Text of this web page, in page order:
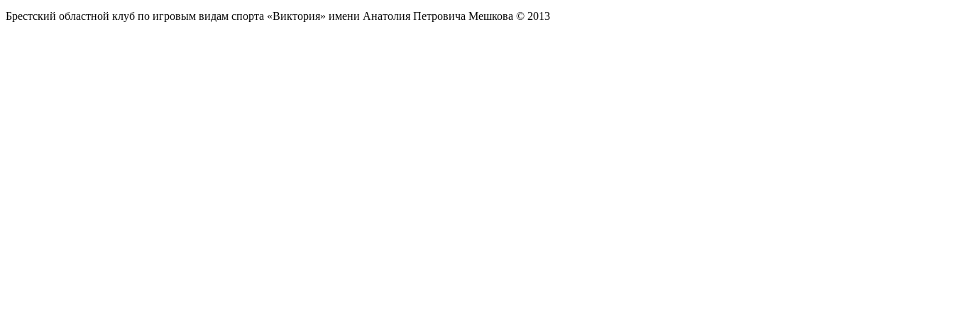
Брестский областной клуб по игровым видам спорта «Виктория» имени Анатолия Петровича Мешкова © 2013